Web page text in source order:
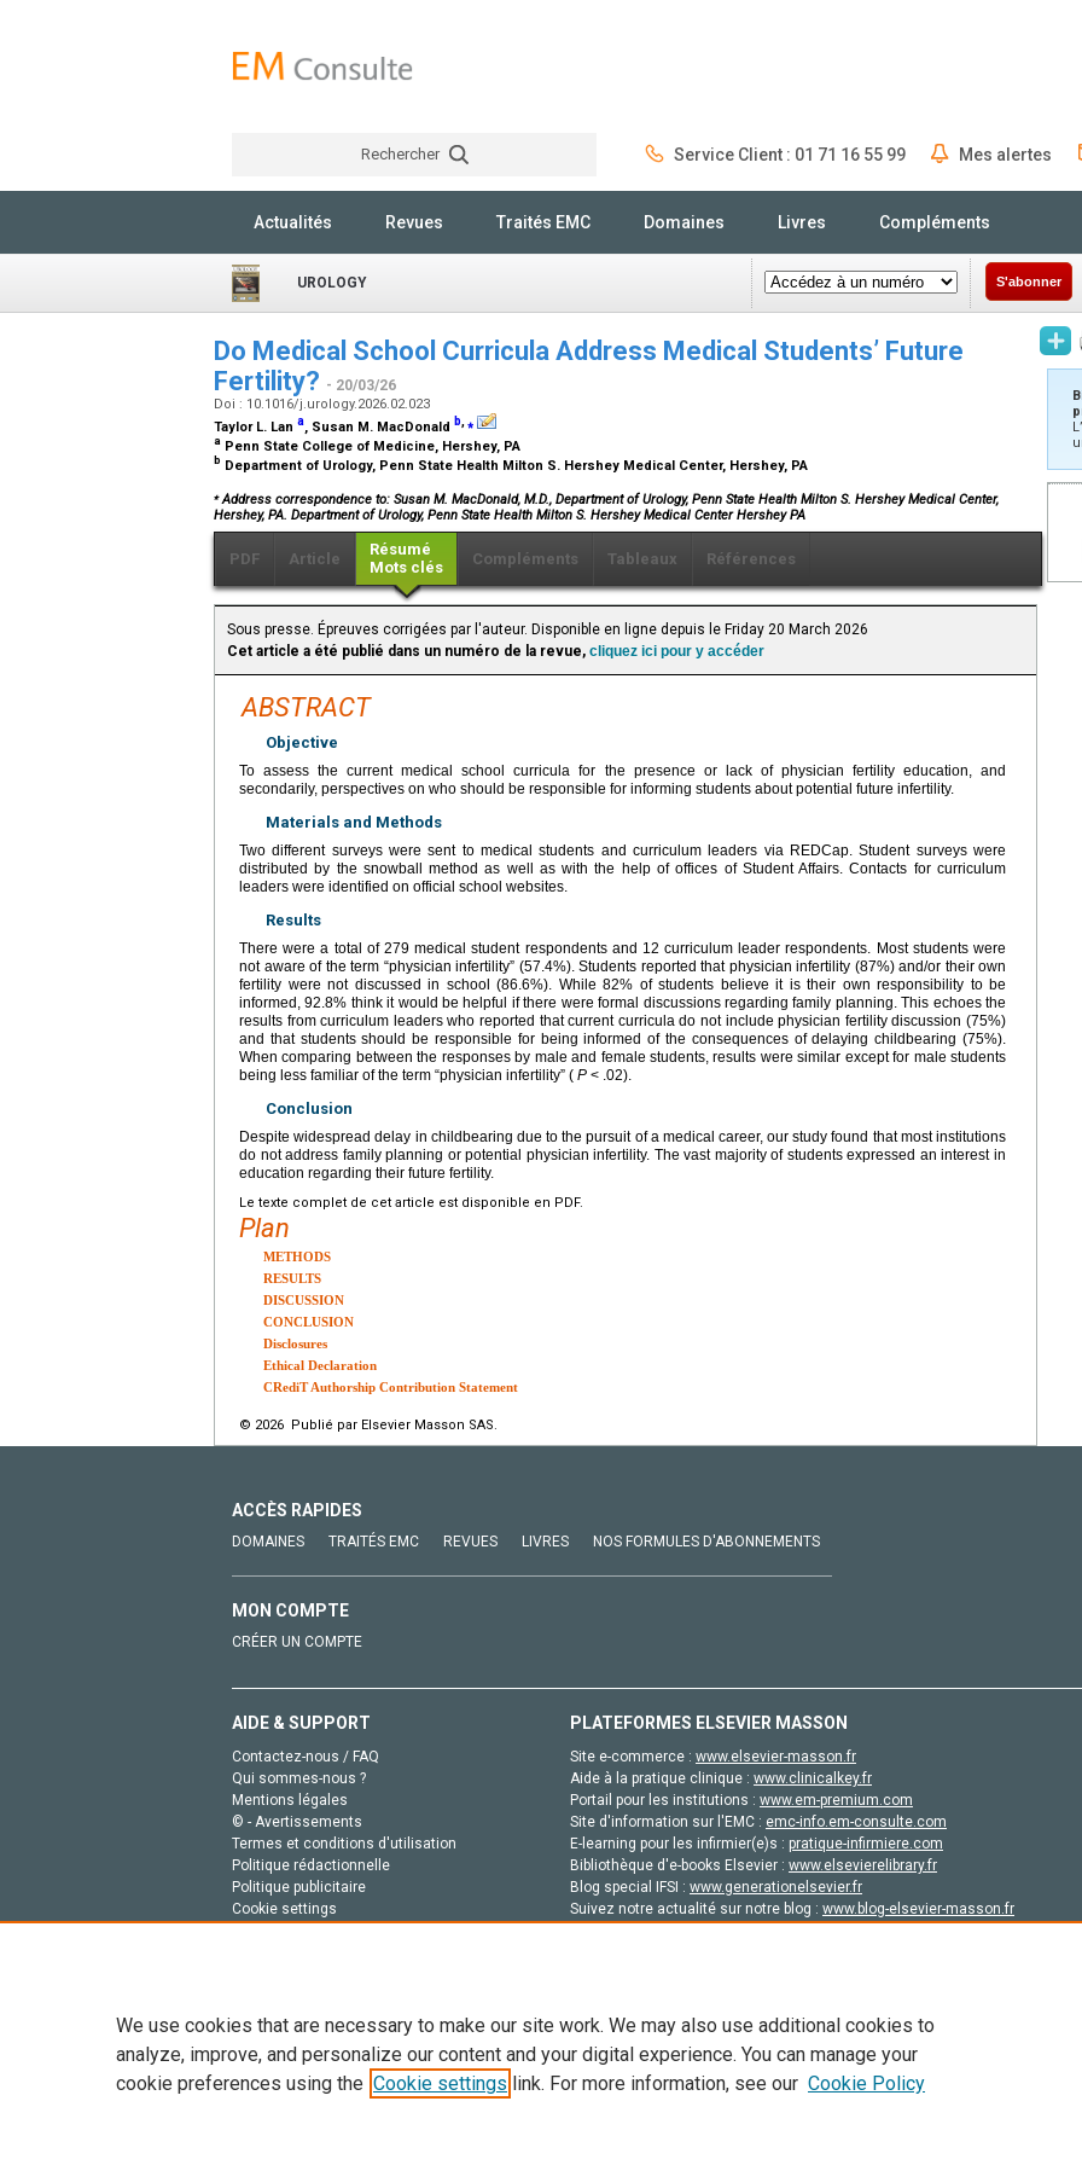
Rechercher Service Client : 01 71 16 55 99 Mes alertes
Actualités Revues Traités EMC Domaines Livres Compléments
UROLOGY S'abonner
Do Medical School Curricula Address Medical Students’ Future
Fertility? - 20/03/26
Doi : 10.1016/j.urology.2026.02.023
Taylor L. Lan a, Susan M. MacDonald b,⁎
a Penn State College of Medicine, Hershey, PA
b Department of Urology, Penn State Health Milton S. Hershey Medical Center, Hershey, PA
⁎Address correspondence to: Susan M. MacDonald, M.D., Department of Urology, Penn State Health Milton S. Hershey Medical Center,
Hershey, PA. Department of Urology, Penn State Health Milton S. Hershey Medical Center Hershey PA
PDF Article
Résumé
Mots clés
Compléments Tableaux Références
Sous presse. Épreuves corrigées par l'auteur. Disponible en ligne depuis le Friday 20 March 2026
Cet article a été publié dans un numéro de la revue, cliquez ici pour y accéder
ABSTRACT
Objective
To assess the current medical school curricula for the presence or lack of physician fertility education, and
secondarily, perspectives on who should be responsible for informing students about potential future infertility.
Materials and Methods
Two different surveys were sent to medical students and curriculum leaders via REDCap. Student surveys were
distributed by the snowball method as well as with the help of offices of Student Affairs. Contacts for curriculum
leaders were identified on official school websites.
Results
There were a total of 279 medical student respondents and 12 curriculum leader respondents. Most students were
not aware of the term “physician infertility” (57.4%). Students reported that physician infertility (87%) and/or their own
fertility were not discussed in school (86.6%). While 82% of students believe it is their own responsibility to be
informed, 92.8% think it would be helpful if there were formal discussions regarding family planning. This echoes the
results from curriculum leaders who reported that current curricula do not include physician fertility discussion (75%)
and that students should be responsible for being informed of the consequences of delaying childbearing (75%).
When comparing between the responses by male and female students, results were similar except for male students
being less familiar of the term “physician infertility” ( P < .02).
Conclusion
Despite widespread delay in childbearing due to the pursuit of a medical career, our study found that most institutions
do not address family planning or potential physician infertility. The vast majority of students expressed an interest in
education regarding their future fertility.
Le texte complet de cet article est disponible en PDF.
Plan
METHODS
RESULTS
DISCUSSION
CONCLUSION
Disclosures
Ethical Declaration
CRediT Authorship Contribution Statement
© 2026 Publié par Elsevier Masson SAS.
ACCÈS RAPIDES
DOMAINES TRAITÉS EMC REVUES LIVRES NOS FORMULES D'ABONNEMENTS
MON COMPTE
CRÉER UN COMPTE
AIDE & SUPPORT
Contactez-nous / FAQ
Qui sommes-nous ?
Mentions légales
© - Avertissements
Termes et conditions d'utilisation
Politique rédactionnelle
Politique publicitaire
Cookie settings
PLATEFORMES ELSEVIER MASSON
Site e-commerce : www.elsevier-masson.fr
Aide à la pratique clinique : www.clinicalkey.fr
Portail pour les institutions : www.em-premium.com
Site d'information sur l'EMC : emc-info.em-consulte.com
E-learning pour les infirmier(e)s : pratique-infirmiere.com
Bibliothèque d'e-books Elsevier : www.elsevierelibrary.fr
Blog special IFSI : www.generationelsevier.fr
Suivez notre actualité sur notre blog : www.blog-elsevier-masson.fr
Tout le contenu de ce site: Copyright © 2026 Elsevier, ses concédants de licence et ses contributeurs. Tout les droits sont réservés,
de données, a la formation en IA et aux technologies similaires. Pour tout contenu en libre accès, les conditions de licence
We use cookies that are necessary to make our site work. We may also use additional cookies to
analyze, improve, and personalize our content and your digital experience. You can manage your
cookie preferences using the Cookie settings link. For more information, see our Cookie Policy